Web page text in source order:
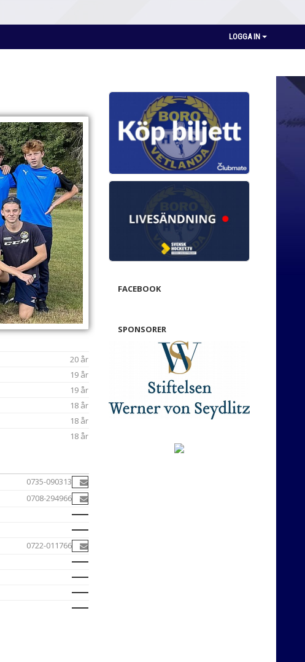
LOGGA IN
20 år
19 år
19 år
18 år
18 år
18 år
0735-090313
0708-294966
0722-011766
FACEBOOK
SPONSORER